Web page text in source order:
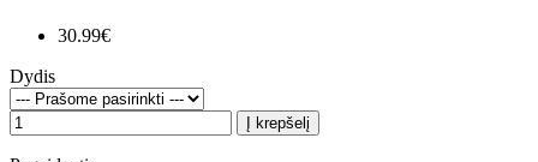
30.99€
Dydis
Į krepšelį